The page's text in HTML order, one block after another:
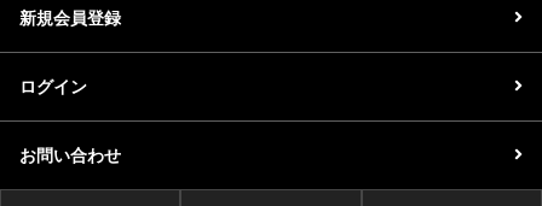
新規会員登録
ログイン
お問い合わせ